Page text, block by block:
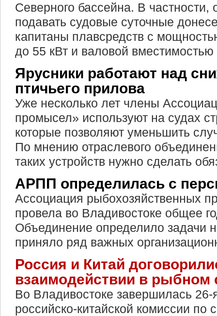
Северного бассейна. В частности,
подавать судовые суточные
капитаны плавсредств с
до 55 кВт и валовой
Ярусники работают над
птичьего прилова
Уже несколько лет члены
промысел» используют на судах
которые позволяют уменьшить
По мнению отраслевого
таких устройств нужно сделать
АРПП определилась с
Ассоциация рыбохозяйственных
провела во Владивостоке общее
Объединение определило задачи
приняло ряд важных
Россия и Китай
взаимодействии в рыбном
Во Владивостоке завершилась
российско-китайской комиссии по